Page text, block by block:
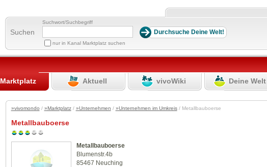
Suchen
Suchwort/Suchbegriff
nur in Kanal Marktplatz suchen
Marktplatz Aktuell vivoWiki Deine Welt
»vivomondo / »Marktplatz/ »Unternehmen / »Unternehmen im Umkreis/ Metallbauboerse
Metallbauboerse
Metallbauboerse
Blumenstr.4b
85467 Neuching